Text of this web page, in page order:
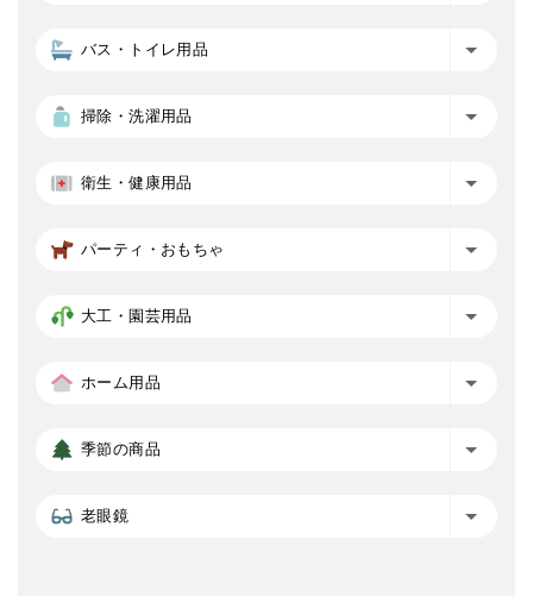
バス・トイレ用品
掃除・洗濯用品
衛生・健康用品
パーティ・おもちゃ
大工・園芸用品
ホーム用品
季節の商品
老眼鏡